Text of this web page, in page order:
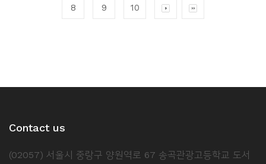
8 9 10
Contact us
(02057) 서울시 중랑구 양원역로 67 송곡관광고등학교 도서